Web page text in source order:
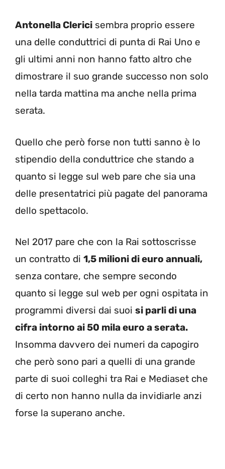
Antonella Clerici sembra proprio essere
una delle conduttrici di punta di Rai Uno e
gli ultimi anni non hanno fatto altro che
dimostrare il suo grande successo non solo
nella tarda mattina ma anche nella prima
serata.
Quello che però forse non tutti sanno è lo
stipendio della conduttrice che stando a
quanto si legge sul web pare che sia una
delle presentatrici più pagate del panorama
dello spettacolo.
Nel 2017 pare che con la Rai sottoscrisse
un contratto di 1,5 milioni di euro annuali,
senza contare, che sempre secondo
quanto si legge sul web per ogni ospitata in
programmi diversi dai suoi si parli di una
cifra intorno ai 50 mila euro a serata.
Insomma davvero dei numeri da capogiro
che però sono pari a quelli di una grande
parte di suoi colleghi tra Rai e Mediaset che
di certo non hanno nulla da invidiarle anzi
forse la superano anche.